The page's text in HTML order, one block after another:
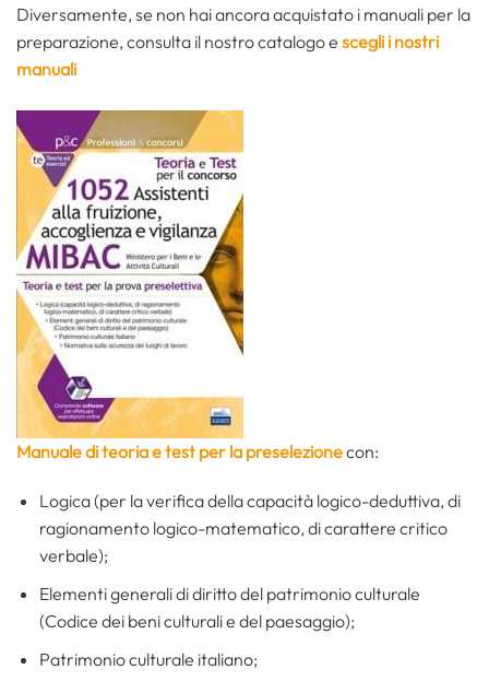
Diversamente, se non hai ancora acquistato i manuali per la
preparazione, consulta il nostro catalogo e scegli i nostri
manuali
Manuale di teoria e test per la preselezionecon:
Logica (per la verifica della capacità logico-deduttiva, di
ragionamento logico-matematico, di carattere critico
verbale);
Elementi generali di diritto del patrimonio culturale
(Codice dei beni culturali e del paesaggio);
Patrimonio culturale italiano;